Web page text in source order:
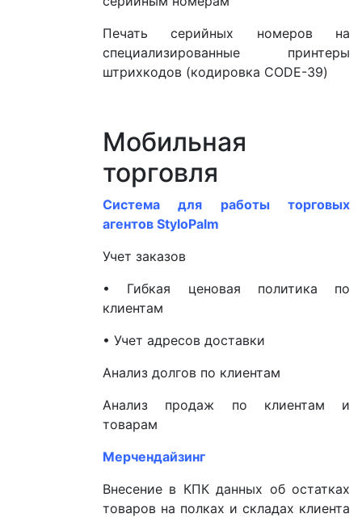
Печать серийных номеров на
специализированные принтеры
штрихкодов (кодировка CODE-39)
Мобильная
торговля
Система для работы торговых
агентов StyloPalm
Учет заказов
• Гибкая ценовая политика по
клиентам
• Учет адресов доставки
Анализ долгов по клиентам
Анализ продаж по клиентам и
товарам
Мерчендайзинг
Внесение в КПК данных об остатках
товаров на полках и складах клиента